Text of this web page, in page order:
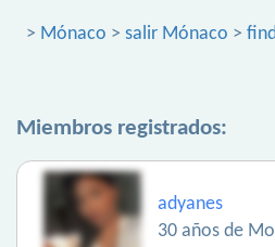
> Mónaco > salir Mónaco >
Miembros registrados:
adyanes
30 años de